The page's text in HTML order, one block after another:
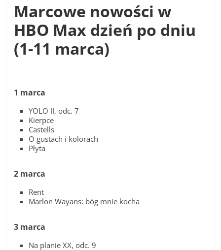
Marcowe nowości w
HBO Max dzień po dniu
(1-11 marca)
1 marca
YOLO II, odc. 7
Kierpce
Castells
O gustach i kolorach
Płyta
2 marca
Rent
Marlon Wayans: bóg mnie kocha
3 marca
Na planie XX, odc. 9